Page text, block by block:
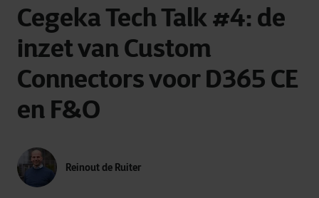
Cegeka Tech Talk #4: de
inzet van Custom
Connectors voor D365 CE
en F&O
Reinout de Ruiter